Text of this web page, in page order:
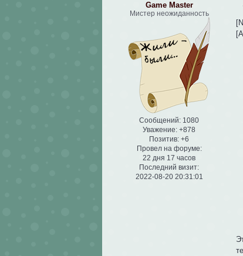
Game Master
Мистер неожиданность
Сообщений: 1080
Уважение: +878
Позитив: +6
Провел на форуме:
22 дня 17 часов
Последний визит:
2022-08-20 20:31:01